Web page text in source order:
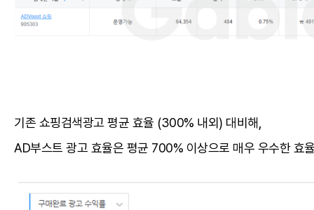
기존 쇼핑검색광고 평균 효율 (300% 내외) 대비해,
AD부스트 광고 효율은 평균 700% 이상으로 매우 우수한 효